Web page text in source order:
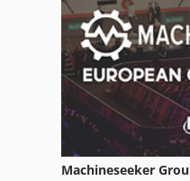
Machineseeker